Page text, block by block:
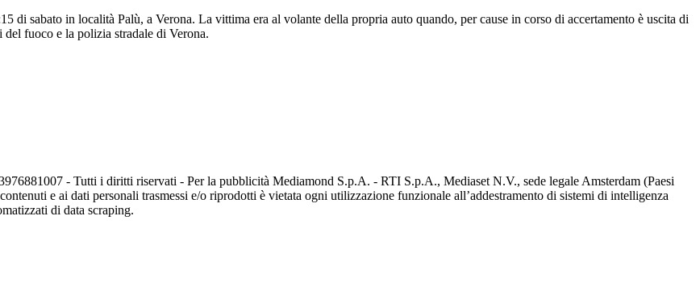
di sabato in località Palù, a Verona. La vittima era al volante della propria auto quando, per cause in corso di accertamento è uscita di
fuoco e la polizia stradale di Verona.
- Tutti i diritti riservati - Per la pubblicità Mediamond S.p.A. - RTI S.p.A., Mediaset N.V., sede legale Amsterdam (Paesi
e ai dati personali trasmessi e/o riprodotti è vietata ogni utilizzazione funzionale all’addestramento di sistemi di intelligenza
di data scraping.